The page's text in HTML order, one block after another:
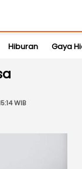
Hiburan Gaya
WIB